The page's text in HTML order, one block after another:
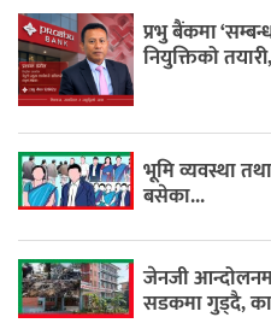
प्रभु बैंकमा
नियुक्तिको
भूमि व्यवस्था
बसेका...
जेनजी
सडकमा गुड्दै,